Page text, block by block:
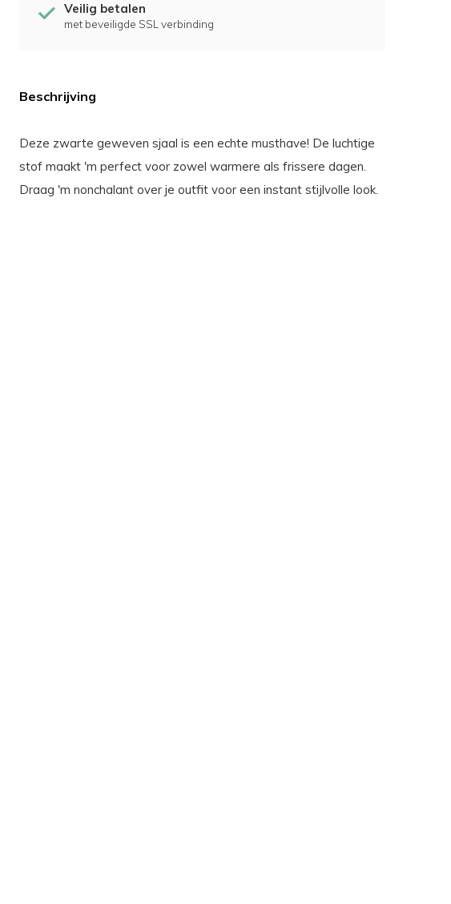
Veilig betalen
met beveiligde SSL verbinding
Beschrijving
Deze zwarte geweven sjaal is een echte musthave! De luchtige
stof maakt 'm perfect voor zowel warmere als frissere dagen.
Draag 'm nonchalant over je outfit voor een instant stijlvolle look.